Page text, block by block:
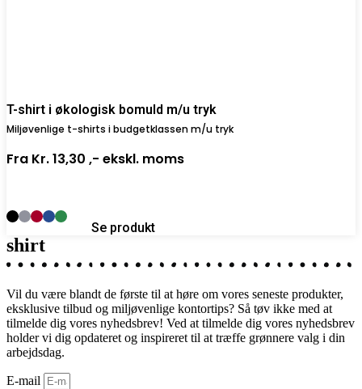
T-shirt i økologisk bomuld m/u tryk
Miljøvenlige t-shirts i budgetklassen m/u tryk
Fra Kr. 13,30 ,- ekskl. moms
Se produkt
shirt
Vil du være blandt de første til at høre om vores seneste produkter,
eksklusive tilbud og miljøvenlige kontortips? Så tøv ikke med at
tilmelde dig vores nyhedsbrev! Ved at tilmelde dig vores nyhedsbrev
holder vi dig opdateret og inspireret til at træffe grønnere valg i din
arbejdsdag.
E-mail